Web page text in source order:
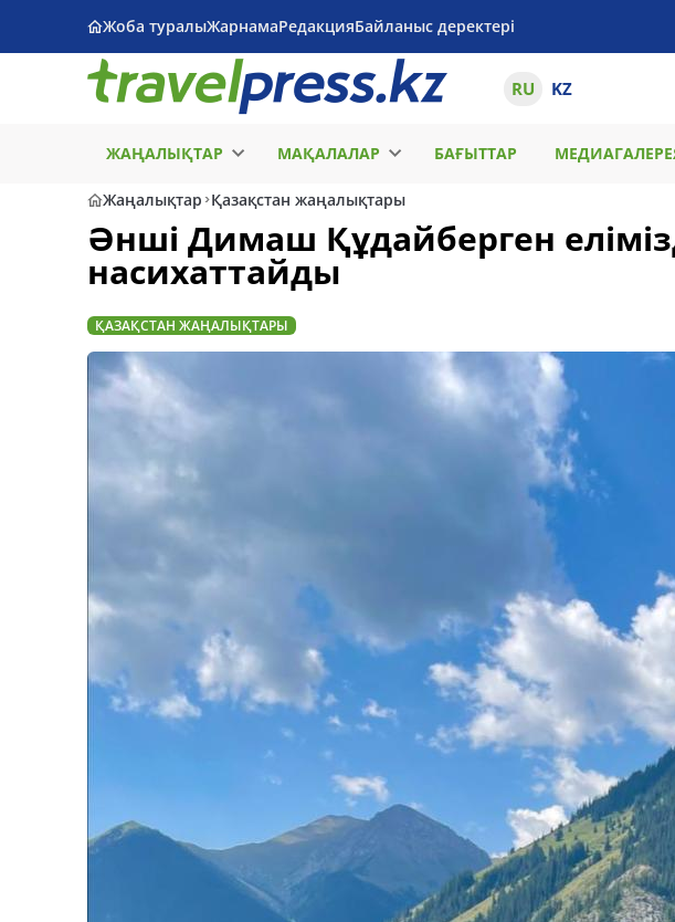
Жоба туралыЖарнамаРедакцияБайланыс деректері
RU KZ
ЖАҢАЛЫҚТАР МАҚАЛАЛАР БАҒЫТТАР
Жаңалықтар Қазақстан жаңалықтары
Әнші Димаш Құдайберген
насихаттайды
ҚАЗАҚСТАН ЖАҢАЛЫҚТАРЫ